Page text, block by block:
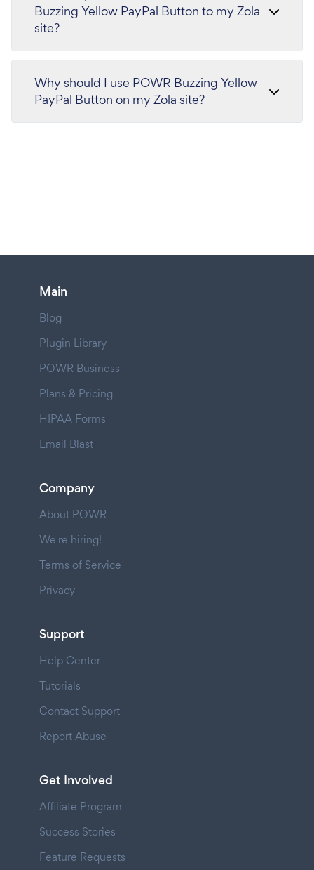
Buzzing Yellow PayPal Button to my Zola
site?
Why should I use POWR Buzzing Yellow
PayPal Button on my Zola site?
Main
Blog
Plugin Library
POWR Business
Plans & Pricing
HIPAA Forms
Email Blast
Company
About POWR
We're hiring!
Terms of Service
Privacy
Support
Help Center
Tutorials
Contact Support
Report Abuse
Get Involved
Affiliate Program
Success Stories
Feature Requests